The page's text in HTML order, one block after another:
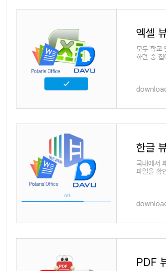
엑셀
모두 학교
하던 중
한글
국내에서
파일을 확
PDF